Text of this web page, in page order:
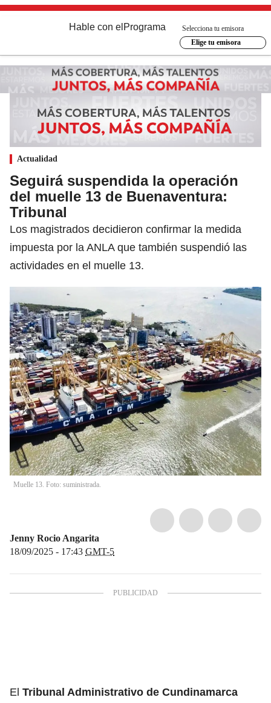
Hable con el Programa
Selecciona tu emisora
Elige tu emisora
Actualidad
Seguirá suspendida la operación
del muelle 13 de Buenaventura:
Tribunal
Los magistrados decidieron confirmar la medida
impuesta por la ANLA que también suspendió las
actividades en el muelle 13.
Muelle 13. Foto: suministrada.
Jenny Rocio Angarita
18/09/2025 - 17:43 GMT-5
El Tribunal Administrativo de Cundinamarca